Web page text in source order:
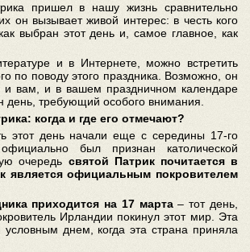
пришел в нашу жизнь сравнительно
он вызывает живой интерес: в честь кого
выбран этот день и, самое главное, как
и в Интернете, можно встретить
по поводу этого праздника. Возможно, он
и вам, и в вашем праздничном календаре
день, требующий особого внимания.
когда и где его отмечают?
этот день начали еще с середины 17-го
был признан католической
очередь святой Патрик почитается в
является официальным покровителем
приходится на 17 марта– тот день,
Ирландии покинул этот мир. Эта
условным днем, когда эта страна приняла